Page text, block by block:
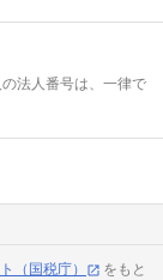
法人番号は、一律で
（国税庁）
をもと